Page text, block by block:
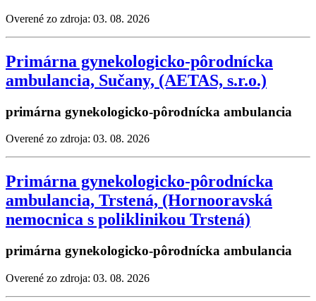
Overené zo zdroja: 03. 08. 2026
Primárna gynekologicko-pôrodnícka
ambulancia, Sučany, (AETAS, s.r.o.)
primárna gynekologicko-pôrodnícka ambulancia
Overené zo zdroja: 03. 08. 2026
Primárna gynekologicko-pôrodnícka
ambulancia, Trstená, (Hornooravská
nemocnica s poliklinikou Trstená)
primárna gynekologicko-pôrodnícka ambulancia
Overené zo zdroja: 03. 08. 2026